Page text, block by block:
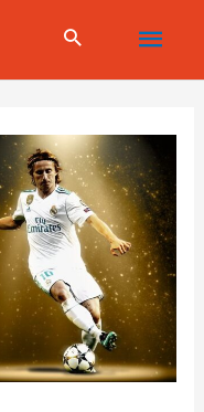
Main
Menu